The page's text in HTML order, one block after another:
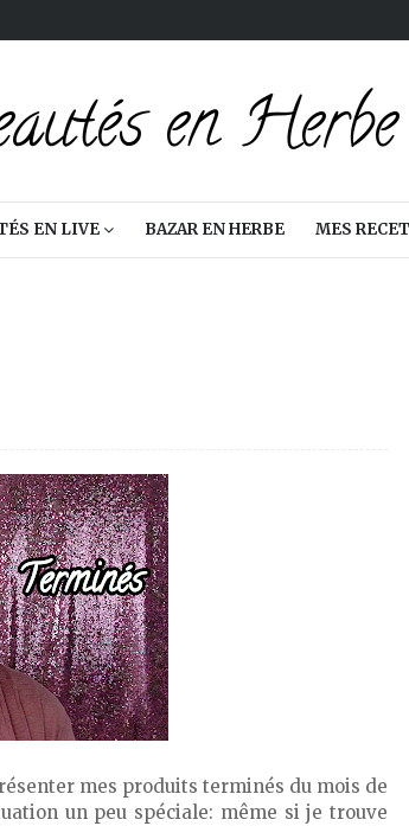
EN LIVE BAZAR EN HERBE MES
mes produits terminés du mois de
un peu spéciale: même si je trouve